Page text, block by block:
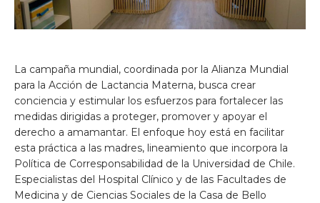
La campaña mundial, coordinada por la Alianza Mundial
para la Acción de Lactancia Materna, busca crear
conciencia y estimular los esfuerzos para fortalecer las
medidas dirigidas a proteger, promover y apoyar el
derecho a amamantar. El enfoque hoy está en facilitar
esta práctica a las madres, lineamiento que incorpora la
Política de Corresponsabilidad de la Universidad de Chile.
Especialistas del Hospital Clínico y de las Facultades de
Medicina y de Ciencias Sociales de la Casa de Bello